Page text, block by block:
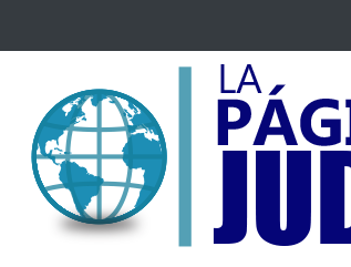
Violación de la frontera:
de Vilna